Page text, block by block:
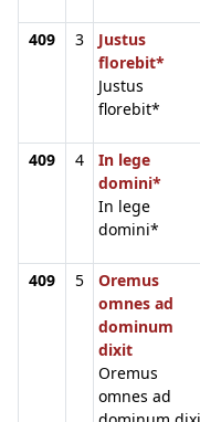
409 3
Justus
florebit*
Justus
florebit*
409 4
In lege
domini*
In lege
domini*
409 5
Oremus
omnes ad
dominum
dixit
Oremus
omnes ad